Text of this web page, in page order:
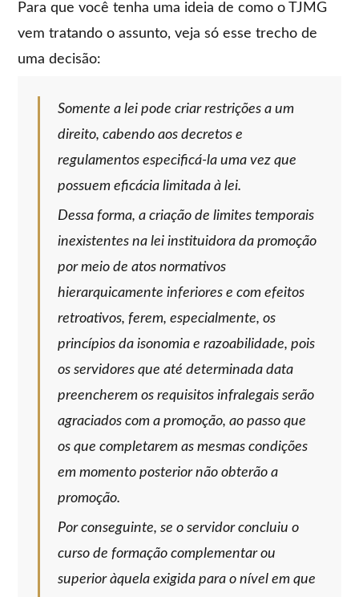
Para que você tenha uma ideia de como o TJMG
vem tratando o assunto, veja só esse trecho de
uma decisão:
Somente a lei pode criar restrições a um
direito, cabendo aos decretos e
regulamentos especificá-la uma vez que
possuem eficácia limitada à lei.
Dessa forma, a criação de limites temporais
inexistentes na lei instituidora da promoção
por meio de atos normativos
hierarquicamente inferiores e com efeitos
retroativos, ferem, especialmente, os
princípios da isonomia e razoabilidade, pois
os servidores que até determinada data
preencherem os requisitos infralegais serão
agraciados com a promoção, ao passo que
os que completarem as mesmas condições
em momento posterior não obterão a
promoção.
Por conseguinte, se o servidor concluiu o
curso de formação complementar ou
superior àquela exigida para o nível em que